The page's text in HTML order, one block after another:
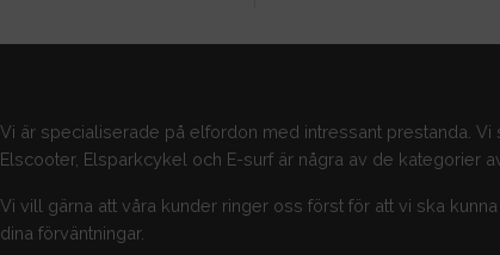
Vi är specialiserade på elfordon med intressant prestanda.
Elscooter, Elsparkcykel och E-surf är några av de kategorier
Vi vill gärna att våra kunder ringer oss först för att vi ska
dina förväntningar.